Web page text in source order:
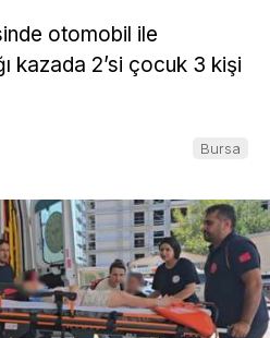
otomobil ile
kazada 2’si çocuk 3 kişi
Bursa